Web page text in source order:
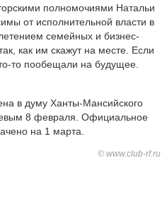
полномочиями Натальи
от исполнительной власти в
семейных и бизнес-
как им скажут на месте. Если
то пообещали на будущее.
в думу Ханты-Мансийского
8 февраля. Официальное
на 1 марта.
© www.club-rf.ru